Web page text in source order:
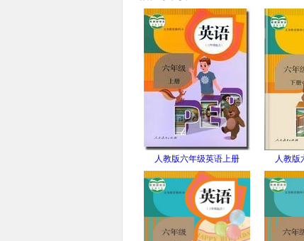
人教版六年级英语上册
(PEP)
人教版